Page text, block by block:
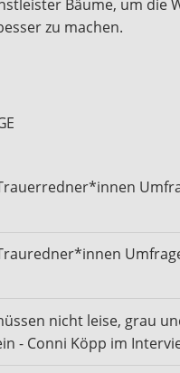
Bäume, um die
zu machen.
nicht leise, grau
- Conni Köpp im